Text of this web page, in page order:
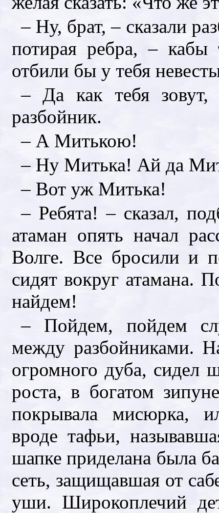
– Ну, брат, – сказали
потирая ребра, –
отбили бы у тебя
– Да как тебя зовут,
разбойник.
– А Митькою!
– Ну Митька! Ай да
– Вот уж Митька!
– Ребята! – сказал,
атаман опять начал
Волге. Все бросили и
сидят вокруг атамана.
найдем!
– Пойдем, пойдем
между разбойниками.
огромного дуба, сидел
роста, в богатом
покрывала мисюрка,
вроде тафьи,
шапке приделана была
сеть, защищавшая от
уши. Широкоплечий